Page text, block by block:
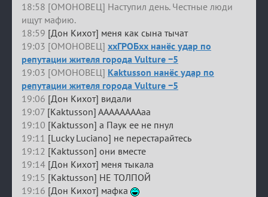
18:58 [ОМОНОВЕЦ] Наступил день. Честные люди
ищут мафию.
18:59 [Дон Кихот] меня как сына тычат
19:03 [ОМОНОВЕЦ] ххГРОБхх нанёс удар по
репутации жителя города Vulture −5
19:03 [ОМОНОВЕЦ] Kaktusson нанёс удар по
репутации жителя города Vulture −5
19:06 [Дон Кихот] видали
19:07 [Kaktusson] ААААААААаа
19:10 [Kaktusson] а Паук ее не пнул
19:11 [Lucky Luciano] не перестарайтесь
19:12 [Kaktusson] они вместе
19:14 [Дон Кихот] меня тыкала
19:15 [Kaktusson] НЕ ТОЛПОЙ
19:16 [Дон Кихот] мафка